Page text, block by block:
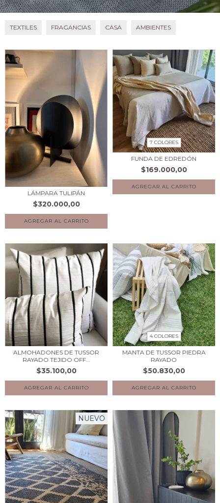
TEXTILES FRAGANCIAS CASA AMBIENTES
LÁMPARA TULIPÁN
$320.000,00
7 COLORES
FUNDA DE EDREDÓN
$169.000,00
AGREGAR AL CARRITO
ALMOHADONES DE TUSSOR
RAYADO TEJIDO OFF...
$35.100,00
AGREGAR AL CARRITO
4 COLORES
MANTA DE TUSSOR PIEDRA
RAYADO
$50.830,00
AGREGAR AL CARRITO
NUEVO